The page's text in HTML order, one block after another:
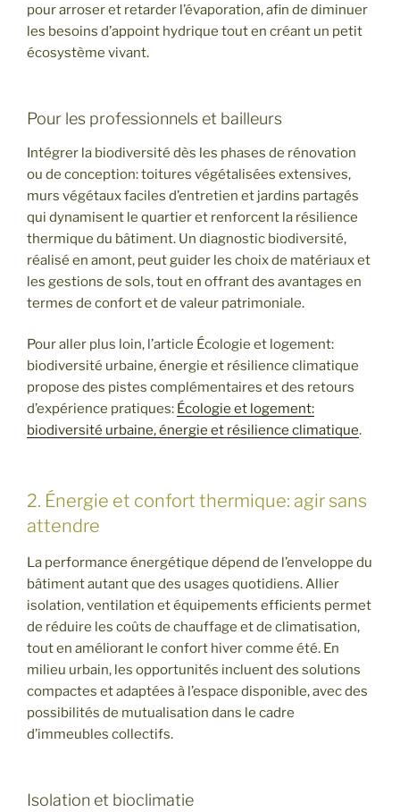
pour arroser et retarder l’évaporation, afin de diminuer
les besoins d’appoint hydrique tout en créant un petit
écosystème vivant.
Pour les professionnels et bailleurs
Intégrer la biodiversité dès les phases de rénovation
ou de conception: toitures végétalisées extensives,
murs végétaux faciles d’entretien et jardins partagés
qui dynamisent le quartier et renforcent la résilience
thermique du bâtiment. Un diagnostic biodiversité,
réalisé en amont, peut guider les choix de matériaux et
les gestions de sols, tout en offrant des avantages en
termes de confort et de valeur patrimoniale.
Pour aller plus loin, l’article Écologie et logement:
biodiversité urbaine, énergie et résilience climatique
propose des pistes complémentaires et des retours
d’expérience pratiques: Écologie et logement:
biodiversité urbaine, énergie et résilience climatique.
2. Énergie et confort thermique: agir sans
attendre
La performance énergétique dépend de l’enveloppe du
bâtiment autant que des usages quotidiens. Allier
isolation, ventilation et équipements efficients permet
de réduire les coûts de chauffage et de climatisation,
tout en améliorant le confort hiver comme été. En
milieu urbain, les opportunités incluent des solutions
compactes et adaptées à l’espace disponible, avec des
possibilités de mutualisation dans le cadre
d’immeubles collectifs.
Isolation et bioclimatie